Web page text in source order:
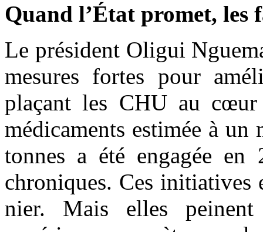
Quand l’État promet, les
Le président Oligui
mesures fortes pour
plaçant les CHU au
médicaments estimée à
tonnes a été engagée
chroniques. Ces
nier. Mais elles